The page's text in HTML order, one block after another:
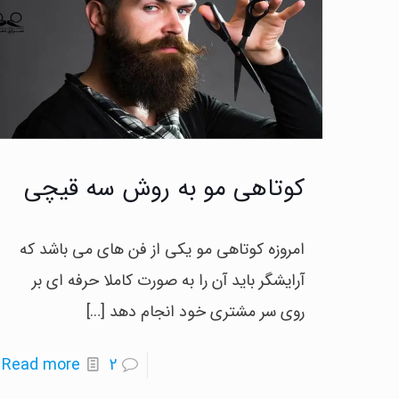
کوتاهی مو به روش سه قیچی
امروزه کوتاهی مو یکی از فن های می باشد که
آرایشگر باید آن را به صورت کاملا حرفه ای بر
روی سر مشتری خود انجام دهد […]
2
Read more
-